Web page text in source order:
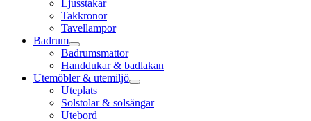
Ljusstakar
Takkronor
Tavellampor
Badrum
Badrumsmattor
Handdukar & badlakan
Utemöbler & utemiljö
Uteplats
Solstolar & solsängar
Utebord